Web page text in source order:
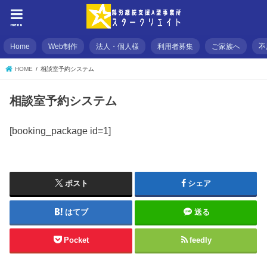
menu
Home Web制作 法人・個人様 利用者募集 ご家族へ
HOME 相談室予約システム
相談室予約システム
[booking_package id=1]
ポスト シェア
はてブ 送る
Pocket feedly